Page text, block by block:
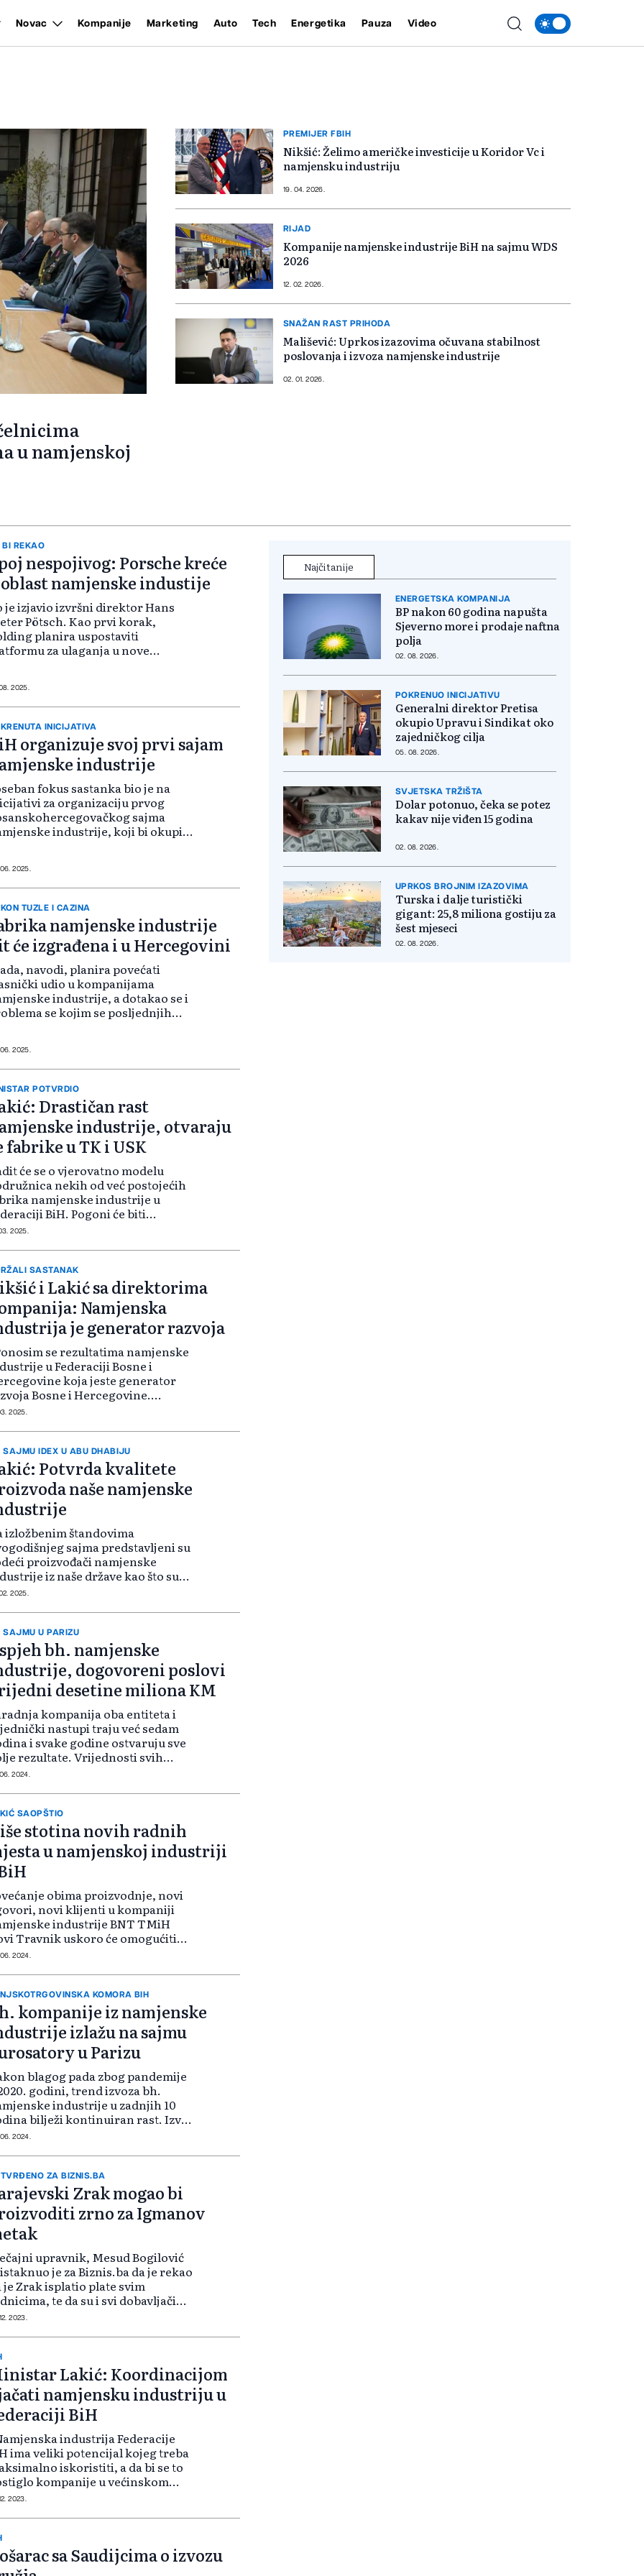
Novac Kompanije Marketing Auto Tech Energetika Pauza Video
u namjenskoj
PREMIJER FBIH
Nikšić: Želimo američke investicije u Koridor Vc i
namjensku industriju
19. 04. 2026.
RIJAD
Kompanije namjenske industrije BiH na sajmu WDS
2026
12. 02. 2026.
SNAŽAN RAST PRIHODA
Mališević: Uprkos izazovima očuvana stabilnost
poslovanja i izvoza namjenske industrije
02. 01. 2026.
BI REKAO
nespojivog: Porsche kreće
namjenske industije
je izjavio izvršni direktor Hans
Pötsch. Kao prvi korak,
planira uspostaviti
za ulaganja u nove
investitorima i partnerima,
P...
2025.
INICIJATIVA
organizuje svoj prvi sajam
industrije
fokus sastanka bio je na
za organizaciju prvog
sajma
industrije, koji bi okupio
te dodatno ojačao
poziciju n...
2025.
TUZLE I CAZINA
namjenske industrije
će izgrađena i u Hercegovini
navodi, planira povećati
udio u kompanijama
industrije, a dotakao se i
se kojim se posljednjih
zbog poznate situacije u...
2025.
POTVRDIO
Drastičan rast
industrije, otvaraju
fabrike u TK i USK
će se o vjerovatno modelu
nekih od već postojećih
namjenske industrije u
BiH. Pogoni će biti
u Tuzlanskom i Unsko-
ministar energetike,
i industrij...
2025.
SASTANAK
i Lakić sa direktorima
Namjenska
je generator razvoja
se rezultatima namjenske
u Federaciji Bosne i
koja jeste generator
Bosne i Hercegovine.
je vidjeti visoki nivo
uspjeha koje postižete.
2025.
SAJMU IDEX U ABU DHABIJU
Potvrda kvalitete
naše namjenske
izložbenim štandovima
sajma predstavljeni su
proizvođači namjenske
iz naše države kao što su
Binas, BNT-TMiH, Unis
naših kompanija su
sajma razgovaral...
2025.
SAJMU U PARIZU
bh. namjenske
dogovoreni poslovi
desetine miliona KM
kompanija oba entiteta i
nastupi traju već sedam
i svake godine ostvaruju sve
rezultate. Vrijednosti svih
prelaze desetine miliona
i industrije Vedran Lak...
2024.
SAOPŠTIO
stotina novih radnih
u namjenskoj industriji
obima proizvodnje, novi
novi klijenti u kompaniji
industrije BNT TMiH
Travnik uskoro će omogućiti
za 75 novih radnika. Federalno
je dalo saglasnost za zap...
2024.
KOMORA BIH
kompanije iz namjenske
izlažu na sajmu
u Parizu
blagog pada zbog pandemije
godini, trend izvoza bh.
industrije u zadnjih 10
bilježi kontinuiran rast. Izvoz
2023. godini iznosio 408 miliona
prethodnu godinu, dok j...
2024.
ZA BIZNIS.BA
Zrak mogao bi
zrno za Igmanov
upravnik, Mesud Bogilović
je za Biznis.ba da je rekao
je Zrak isplatio plate svim
te da su i svi dobavljači
Bogilović je otkrio i kako
udahnuti nov...
2023.
Lakić: Koordinacijom
namjensku industriju u
BiH
industrija Federacije
ima veliki potencijal kojeg treba
iskoristiti, a da bi se to
kompanije u većinskom
Federacije BiH trebaju
opredijeljeno da ojačamo...
2023.
sa Saudijcima o izvozu
Najčitanije
ENERGETSKA KOMPANIJA
BP nakon 60 godina napušta
Sjeverno more i prodaje naftna
polja
02. 08. 2026.
POKRENUO INICIJATIVU
Generalni direktor Pretisa
okupio Upravu i Sindikat oko
zajedničkog cilja
05. 08. 2026.
SVJETSKA TRŽIŠTA
Dolar potonuo, čeka se potez
kakav nije viđen 15 godina
02. 08. 2026.
UPRKOS BROJNIM IZAZOVIMA
Turska i dalje turistički
gigant: 25,8 miliona gostiju za
šest mjeseci
02. 08. 2026.